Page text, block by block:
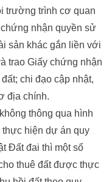
trường trình cơ quan
nhận quyền sử
sản khác gắn liền với
trao Giấy chứng nhận
chi đạo cập nhật,
địa chính.
thông qua hình
hiện dự án quy
Đất đai thì một số
thuê đất được thực